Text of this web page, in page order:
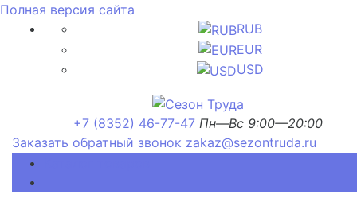
Полная версия сайта
RUB
EUR
USD
+7 (8352) 46-77-47 Пн—Вс 9:00—20:00
Заказать обратный звонок zakaz@sezontruda.ru